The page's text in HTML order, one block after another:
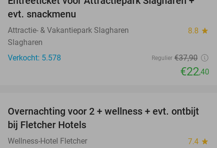
41%
evt. snackmenu
Attractie- & Vakantiepark Slagharen 8.8 star
Slagharen
Verkocht: 5.578
Regulier €37,90
€22,40
55%
Overnachting voor 2 + wellness + evt. ontbijt
bij Fletcher Hotels
Wellness-Hotel Fletcher 7.4 star